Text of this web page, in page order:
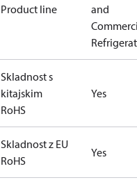
Product line
and
Skladnost s
kitajskim
RoHS
Yes
Skladnost z EU
RoHS
Yes